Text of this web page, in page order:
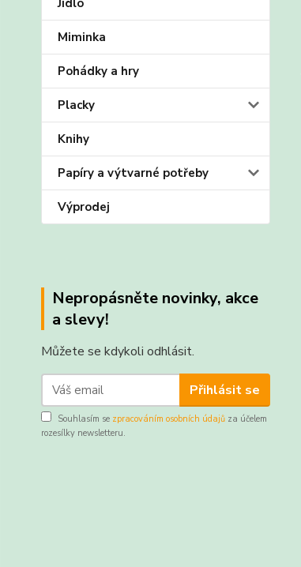
Jídlo
Miminka
Pohádky a hry
Placky
Knihy
Papíry a výtvarné potřeby
Výprodej
Nepropásněte novinky, akce
a slevy!
Můžete se kdykoli odhlásit.
Přihlásit se
Souhlasím se zpracováním osobních údajů za účelem
rozesílky newsletteru.